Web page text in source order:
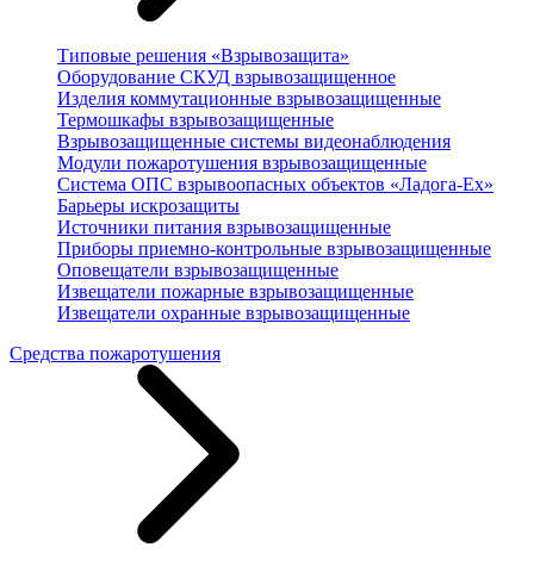
Типовые решения «Взрывозащита»
Оборудование СКУД взрывозащищенное
Изделия коммутационные взрывозащищенные
Термошкафы взрывозащищенные
Взрывозащищенные системы видеонаблюдения
Модули пожаротушения взрывозащищенные
Система ОПС взрывоопасных объектов «Ладога-Ex»
Барьеры искрозащиты
Источники питания взрывозащищенные
Приборы приемно-контрольные взрывозащищенные
Оповещатели взрывозащищенные
Извещатели пожарные взрывозащищенные
Извещатели охранные взрывозащищенные
Средства пожаротушения